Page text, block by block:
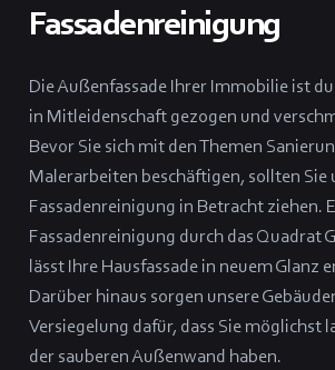
Fassadenreinigung
Die Außenfassade Ihrer Immobilie ist
in Mitleidenschaft gezogen und
Bevor Sie sich mit den Themen
Malerarbeiten beschäftigen, sollten Sie
Fassadenreinigung in Betracht ziehen.
Fassadenreinigung durch das Quadrat
lässt Ihre Hausfassade in neuem Glanz
Darüber hinaus sorgen unsere
Versiegelung dafür, dass Sie möglichst
der sauberen Außenwand haben.